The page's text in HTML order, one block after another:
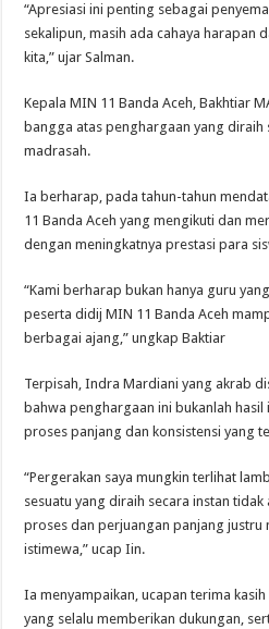
“Apresiasi ini penting sebagai
sekalipun, masih ada cahaya harapan
kita,” ujar Salman.
Kepala MIN 11 Banda Aceh, Bakhtiar
bangga atas penghargaan yang diraih
madrasah.
Ia berharap, pada tahun-tahun
11 Banda Aceh yang mengikuti dan
dengan meningkatnya prestasi para
“Kami berharap bukan hanya guru
peserta didij MIN 11 Banda Aceh
berbagai ajang,” ungkap Baktiar
Terpisah, Indra Mardiani yang akrab
bahwa penghargaan ini bukanlah hasil
proses panjang dan konsistensi yang
“Pergerakan saya mungkin terlihat
sesuatu yang diraih secara instan
proses dan perjuangan panjang justru
istimewa,” ucap Iin.
Ia menyampaikan, ucapan terima
yang selalu memberikan dukungan,